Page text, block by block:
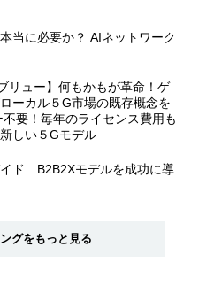
当に必要か？ AIネットワーク
リュー】何もかもが革命！ゲ
ーカル５G市場の既存概念を
要！毎年のライセンス費用も
しい５Gモデル
ド B2B2Xモデルを成功に導
グをもっと見る